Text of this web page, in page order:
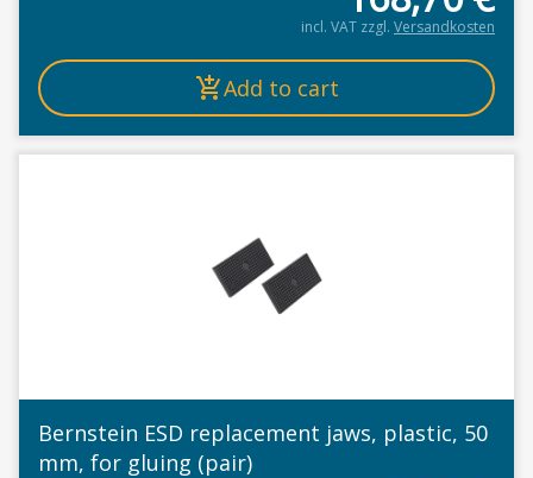
incl. VAT zzgl. Versandkosten
Add to cart
Bernstein ESD replacement jaws, plastic, 50
mm, for gluing (pair)